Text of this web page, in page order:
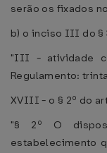
serão os fixados
b) o inciso III do §
"III - atividade
Regulamento:
XVIII - o § 2º do
"§ 2º O
estabelecimento